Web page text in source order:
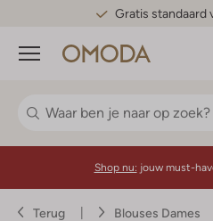
Gratis standaard
Menu
Shop nu: jouw must-
Terug Blouses Dames